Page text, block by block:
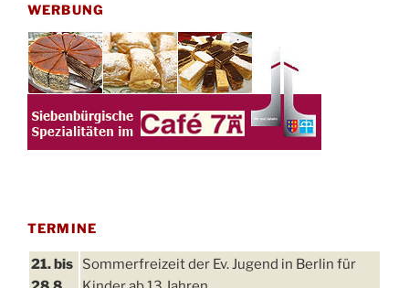
WERBUNG
TERMINE
21. bis
Sommerfreizeit der Ev. Jugend in Berlin für